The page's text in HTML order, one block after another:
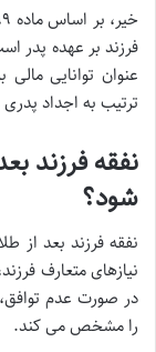
فرزند بر عهده پدر
عنوان توانایی
ترتیب به اجداد
نفقه فرزند
شود؟
نفقه فرزند بعد از
نیازهای متعارف
در صورت عدم توافق،
را مشخص می کند.